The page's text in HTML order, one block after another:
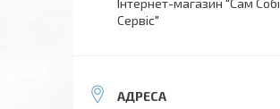
Інтернет-магазин "Сам Собі
Сервіс"